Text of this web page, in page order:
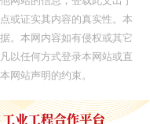
或证实其内容的真实性。本
。本网内容如有侵权或其它
以任何方式登录本网站或直
网站声明的约束。